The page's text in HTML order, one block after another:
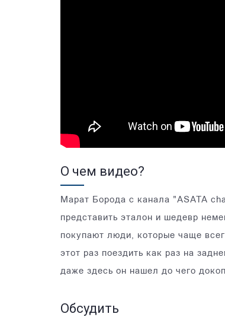
О чем видео?
Марат Борода с канала "ASATA
представить эталон и шедевр
покупают люди, которые чаще
этот раз поездить как раз на
даже здесь он нашел до чего
Обсудить